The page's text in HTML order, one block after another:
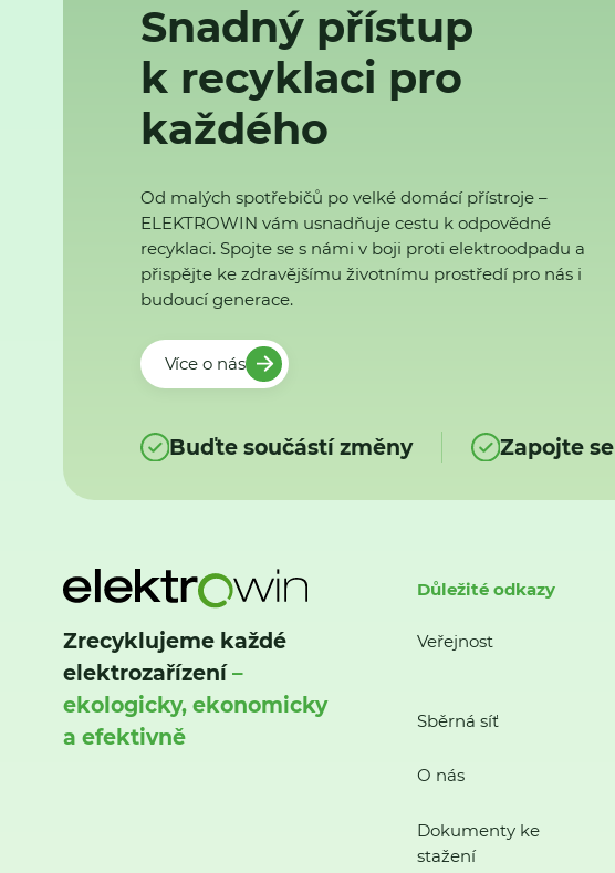
Snadný přístup
k recyklaci pro
každého
Od malých spotřebičů po velké domácí přístroje –
ELEKTROWIN vám usnadňuje cestu k odpovědné
recyklaci. Spojte se s námi v boji proti elektroodpadu a
přispějte ke zdravějšímu životnímu prostředí pro nás i
budoucí generace.
Více o nás
Buďte součástí změny Zapojte se
Zrecyklujeme každé
elektrozařízení–
ekologicky, ekonomicky
a efektivně
Důležité odkazy
Veřejnost
Sběrná síť
O nás
Dokumenty ke
stažení